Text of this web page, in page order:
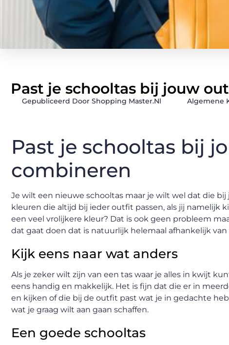
Past je schooltas bij jouw
Gepubliceerd Door Shopping Master.nl Algemene
Past je schooltas bij
combineren
Je wilt een nieuwe schooltas maar je wilt wel dat die
kleuren die altijd bij ieder outfit passen, als jij namelijk
een veel vrolijkere kleur? Dat is ook geen probleem
dat gaat doen dat is natuurlijk helemaal afhankelijk van
Kijk eens naar wat anders
Als je zeker wilt zijn van een tas waar je alles in kwijt
eens handig en makkelijk. Het is fijn dat die er in
en kijken of die bij de outfit past wat je in gedachte
wat je graag wilt aan gaan schaffen.
Een goede schooltas